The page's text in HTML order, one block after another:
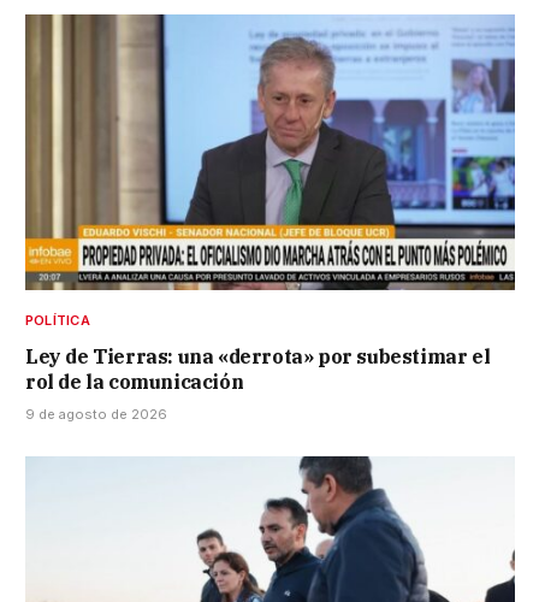
POLÍTICA
Ley de Tierras: una «derrota» por subestimar el
rol de la comunicación
9 de agosto de 2026